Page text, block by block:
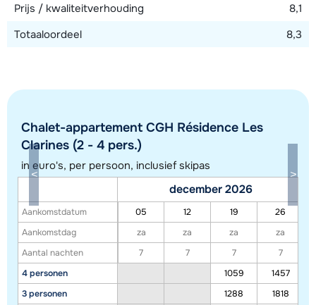
Toon alle accommodaties in dit gebied
exacte locatie kan enigszins afwijken.
Prijs / kwaliteitverhouding
8,1
Totaaloordeel
8,3
Chalet-appartement CGH Résidence Les
Clarines (2 - 4 pers.)
in euro's, per persoon, inclusief skipas
Aankomstdatum
Aankomstdag
Aantal nachten
4 personen
3 personen
december 2026
05 12 19
26
za
za za
za
7
7 7
7
1059
1457
1288
1818